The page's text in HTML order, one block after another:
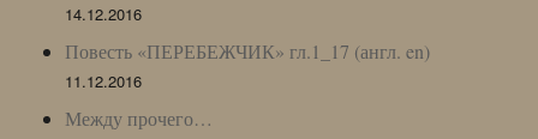
14.12.2016
Повесть «ПЕРЕБЕЖЧИК» гл.1_17 (англ. en)
11.12.2016
Между прочего…